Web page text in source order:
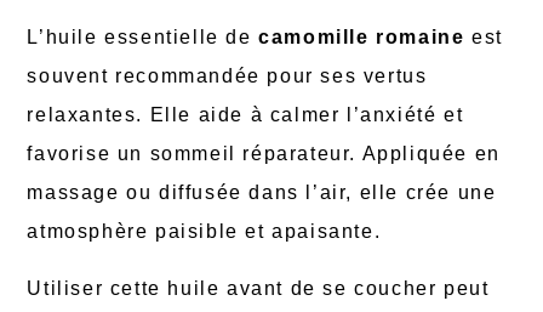
L’huile essentielle decamomille romaine est
souvent recommandée pour ses vertus
relaxantes. Elle aide à calmer l’anxiété et
favorise un sommeil réparateur. Appliquée en
massage ou diffusée dans l’air, elle crée une
atmosphère paisible et apaisante.
Utiliser cette huile avant de se coucher peut